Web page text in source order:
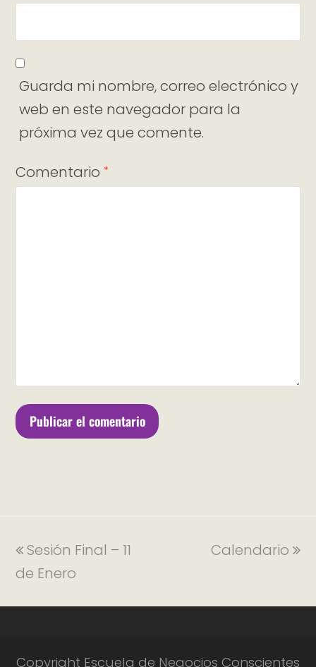
Guarda mi nombre, correo electrónico y
web en este navegador para la
próxima vez que comente.
Comentario *
Sesión Final – 11
de Enero
Calendario
Copyright Escuela de Negocios Conscientes